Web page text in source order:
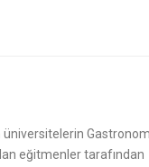
Gastronomi
eğitmenler tarafından